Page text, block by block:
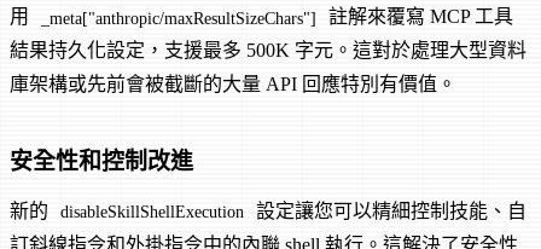
用
_meta["anthropic/maxResultSizeChars"]
註解來覆寫 MCP 工具
結果持久化設定，支援最多 500K 字元。這對於處理大型資料
庫架構或先前會被截斷的大量 API 回應特別有價值。
安全性和控制改進
新的 disableSkillShellExecution
設定讓您可以精細控制技能、自